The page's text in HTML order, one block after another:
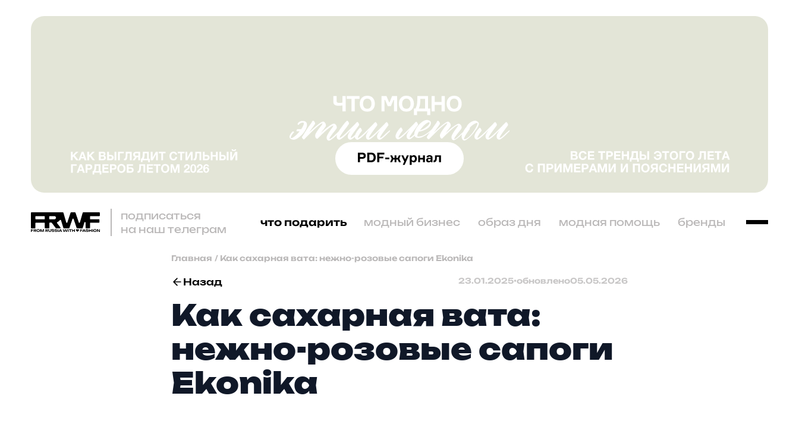
подписаться
на наш телеграм
что подарить модный бизнес образ дня модная помощь бренды
Главная / Как сахарная вата: нежно-розовые сапоги Ekonika
Назад 23.01.2025•обновлено05.05.2026
Как сахарная вата:
нежно-розовые сапоги
Ekonika